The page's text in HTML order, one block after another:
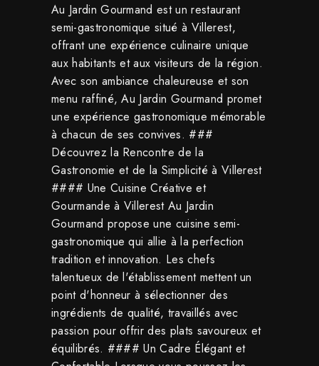
Au Jardin Gourmand est un restaurant
semi-gastronomique situé à Villerest,
offrant une expérience culinaire unique
aux habitants et aux visiteurs de la région.
Avec son ambiance chaleureuse et son
menu raffiné, Au Jardin Gourmand promet
une expérience gastronomique mémorable
à chacun de ses convives. ###
Découvrez la Rencontre de la
Gastronomie et de la Simplicité à Villerest
#### Une Cuisine Créative et
Gourmande à Villerest Au Jardin
Gourmand propose une cuisine semi-
gastronomique qui allie à la perfection
tradition et innovation. Les chefs
talentueux de l'établissement mettent un
point d'honneur à sélectionner des
ingrédients de qualité, travaillés avec
passion pour offrir des plats savoureux et
équilibrés. #### Un Cadre Élégant et